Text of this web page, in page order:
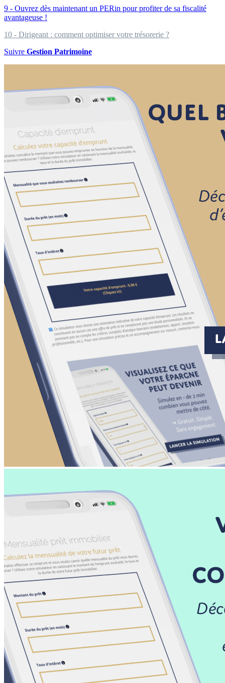
9 - Ouvrez dès maintenant un PERin pour profiter de sa fiscalité
avantageuse !
10 - Dirigeant : comment optimiser votre trésorerie ?
Suivre Gestion Patrimoine